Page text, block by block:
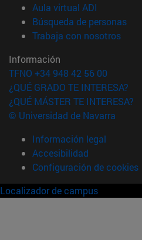
Aula virtual ADI
Búsqueda de personas
Trabaja con nosotros
Información
TFNO +34 948 42 56 00
¿QUÉ GRADO TE INTERESA?
¿QUÉ MÁSTER TE INTERESA?
© Universidad de Navarra
Información legal
Accesibilidad
Configuración de cookies
Localizador de campus